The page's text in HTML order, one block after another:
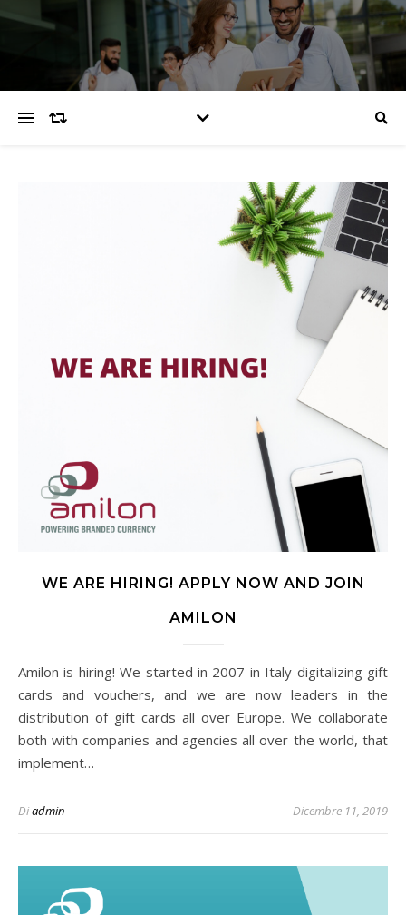
WE ARE HIRING! APPLY NOW AND JOIN
AMILON
Amilon is hiring! We started in 2007 in Italy digitalizing gift
cards and vouchers, and we are now leaders in the
distribution of gift cards all over Europe. We collaborate
both with companies and agencies all over the world, that
implement…
Diadmin Dicembre 11, 2019